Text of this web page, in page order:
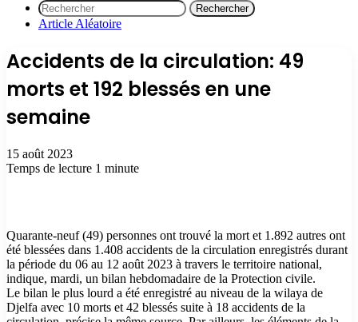
Rechercher
Article Aléatoire
Accidents de la circulation: 49
morts et 192 blessés en une
semaine
15 août 2023
Temps de lecture 1 minute
Quarante-neuf (49) personnes ont trouvé la mort et 1.892 autres ont
été blessées dans 1.408 accidents de la circulation enregistrés durant
la période du 06 au 12 août 2023 à travers le territoire national,
indique, mardi, un bilan hebdomadaire de la Protection civile.
Le bilan le plus lourd a été enregistré au niveau de la wilaya de
Djelfa avec 10 morts et 42 blessés suite à 18 accidents de la